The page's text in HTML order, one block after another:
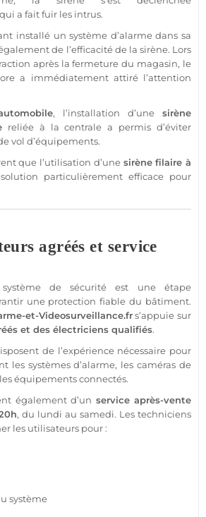
a fait fuir les intrus.
installé unsystème d’alarmedans sa
de l’efficacité de la sirène. Lors
après la fermeture du magasin, le
a immédiatement attiré l’attention
, l’installation d’une sirène
reliée à lacentrale a permis d’éviter
vol d’équipements.
que l’utilisation d’une sirène filaire à
particulièrement efficace pour
agréés et service
systèmedesécurité est une étape
une protection fiable du bâtiment.
-et-Videosurveillance.frs’appuie sur
et des électriciens qualifiés.
de l’expérience nécessaire pour
les systèmes d’alarme, les caméras de
équipements connectés.
également d’un service après-vente
, du lundi au samedi. Les techniciens
les utilisateurs pour :
système